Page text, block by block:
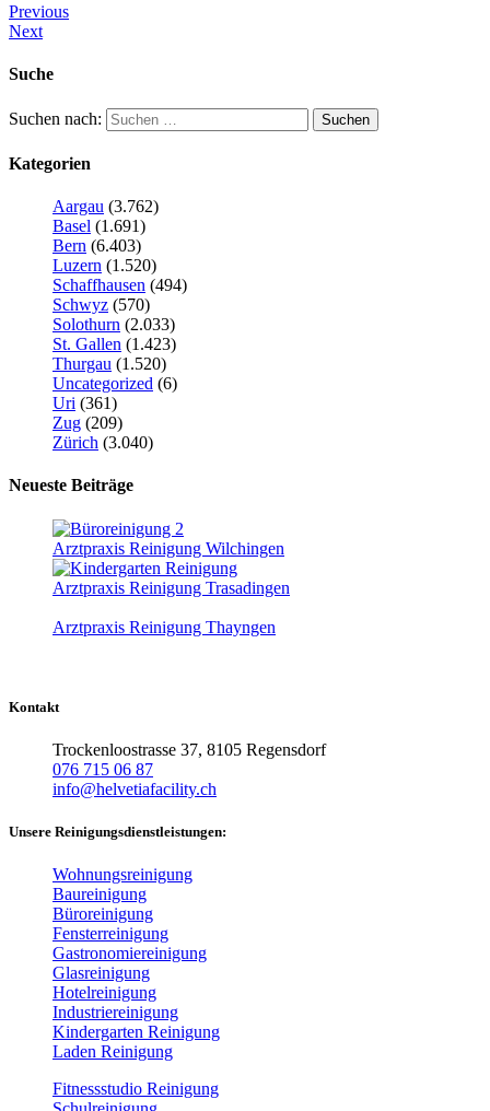
Previous
Next
Suche
Suchen nach:
Kategorien
Aargau (3.762)
Basel (1.691)
Bern (6.403)
Luzern (1.520)
Schaffhausen (494)
Schwyz (570)
Solothurn (2.033)
St. Gallen (1.423)
Thurgau (1.520)
Uncategorized (6)
Uri (361)
Zug (209)
Zürich (3.040)
Neueste Beiträge
Arztpraxis Reinigung Wilchingen
Arztpraxis Reinigung Trasadingen
Arztpraxis Reinigung Thayngen
Kontakt
Trockenloostrasse 37, 8105 Regensdorf
076 715 06 87
info@helvetiafacility.ch
Unsere Reinigungsdienstleistungen:
Wohnungsreinigung
Baureinigung
Büroreinigung
Fensterreinigung
Gastronomiereinigung
Glasreinigung
Hotelreinigung
Industriereinigung
Kindergarten Reinigung
Laden Reinigung
Fitnessstudio Reinigung